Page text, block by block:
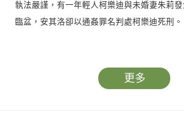
執法嚴謹，有一年輕人柯樂迪與未婚妻朱莉
臨盆，安其洛卻以通姦罪名判處柯樂迪死刑。
美貌，便要求以其貞操換取弟弟的性命。公爵
安其洛拋棄的未婚妻馬蓮娜代替伊瑟貝前去。
更多